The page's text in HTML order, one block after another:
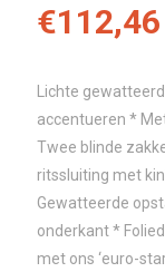
€112,46
Lichte
accentueren *
Twee blinde
ritssluiting met
Gewatteerde
onderkant *
met ons ‘euro-